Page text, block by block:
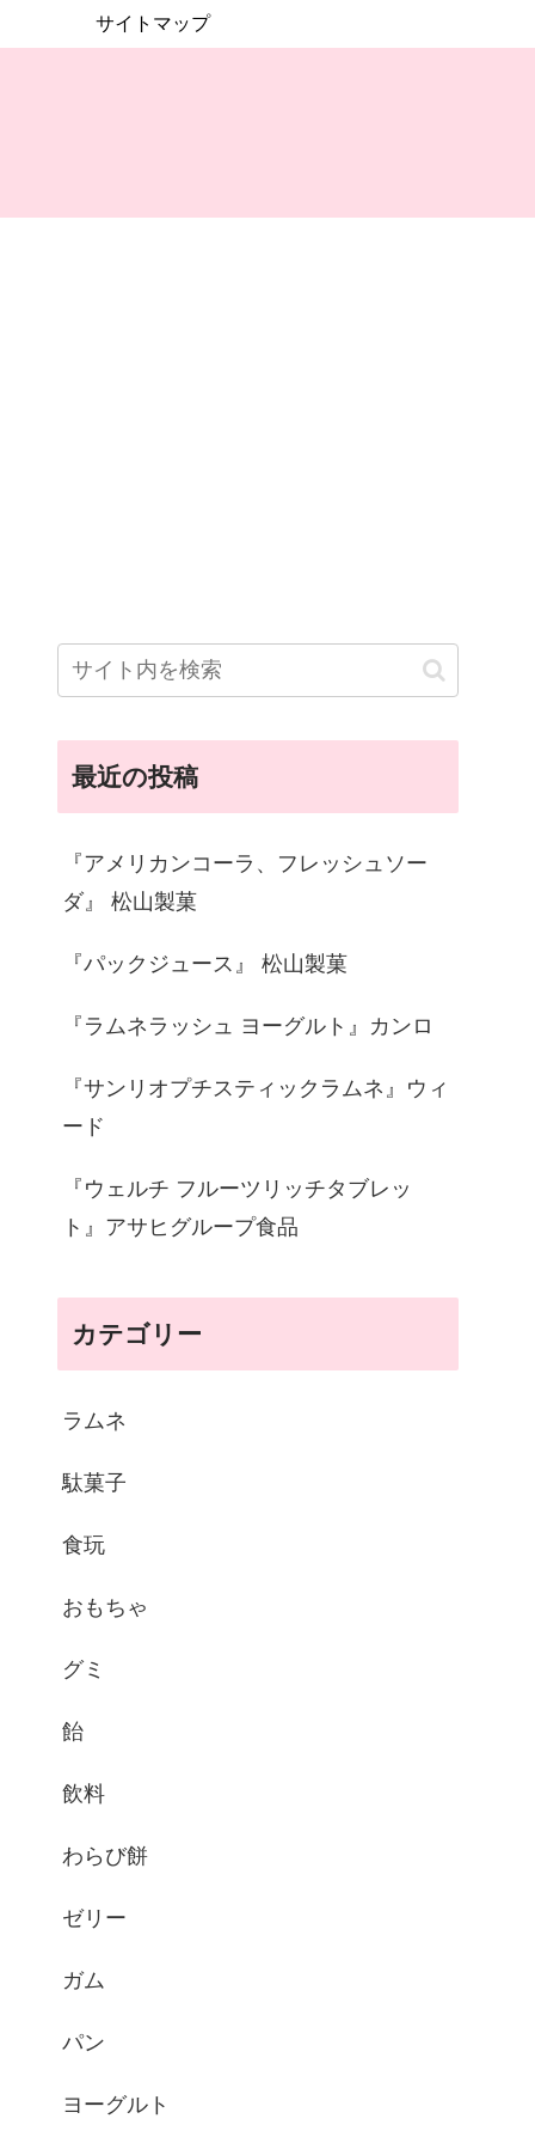
サイトマップ
最近の投稿
『アメリカンコーラ、フレッシュソー
ダ』 松山製菓
『パックジュース』 松山製菓
『ラムネラッシュ ヨーグルト』カンロ
『サンリオプチスティックラムネ』ウィ
ード
『ウェルチ フルーツリッチタブレッ
ト』アサヒグループ食品
カテゴリー
ラムネ
駄菓子
食玩
おもちゃ
グミ
飴
飲料
わらび餅
ゼリー
ガム
パン
ヨーグルト